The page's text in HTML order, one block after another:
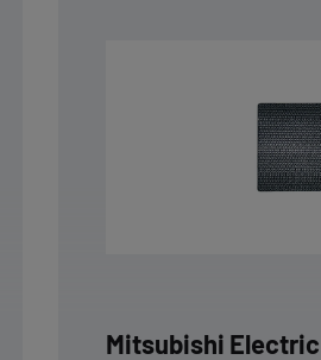
Mitsubishi